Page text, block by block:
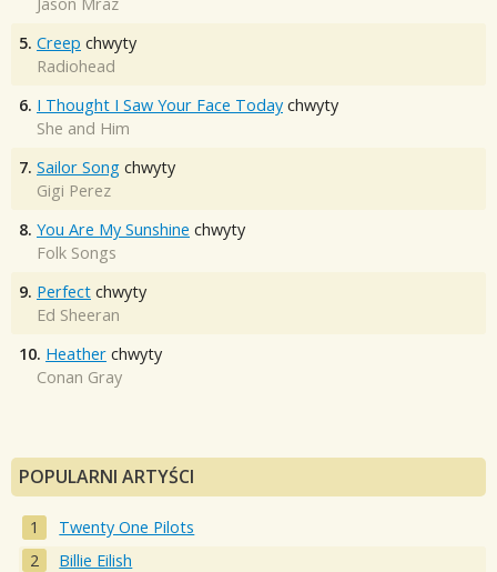
Jason Mraz
5. Creep chwyty
Radiohead
6. I Thought I Saw Your Face Today chwyty
She and Him
7. Sailor Song chwyty
Gigi Perez
8. You Are My Sunshine chwyty
Folk Songs
9. Perfect chwyty
Ed Sheeran
10. Heather chwyty
Conan Gray
POPULARNI ARTYŚCI
Twenty One Pilots
Billie Eilish